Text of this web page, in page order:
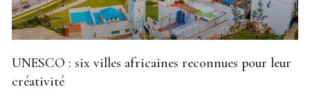
UNESCO : six villes africaines reconnues pour leur
créativité